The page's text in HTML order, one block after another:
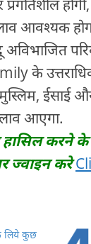
आवश्यक
अविभाजित
के
ईसाई
आएगा.
हासिल करने
ज्वाइन करे
लिये कुछ